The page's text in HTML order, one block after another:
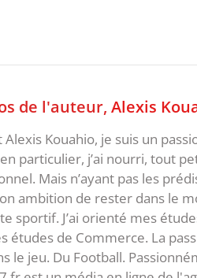
de l'auteur, Alexis
Alexis Kouahio, je suis un
particulier, j’ai nourri, tout
Mais n’ayant pas les
ambition de rester dans le
sportif. J’ai orienté mes
études de Commerce. La
le jeu. Du Football.